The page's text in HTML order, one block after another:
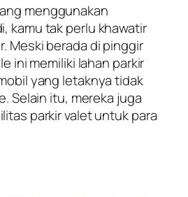
menggunakan
kamu tak perlu khawatir
Meski berada di pinggir
ini memiliki lahan parkir
yang letaknya tidak
Selain itu, mereka juga
parkir valet untuk para